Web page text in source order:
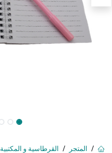
المتجر القرطاسية و المكتبية